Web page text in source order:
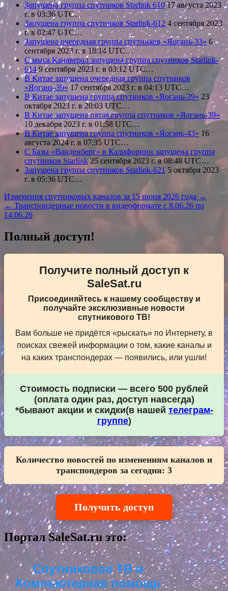
Запущена группа спутников Starlink 61017 августа 2023
г. в 03:36 UTC…
Запущена группа спутников Starlink-612 4 сентября 2023
г. в 02:47 UTC…
Запущена очередная группа спутников «Яогань-33» 6
сентября 2023 г. в 18:14 UTC…
С мыса Канаверал запущена группа спутников Starlink-
6149 сентября 2023 г. в 03:12 UTC…
В Китае запущена очередная группа спутников
«Яогань-39»17 сентября 2023 г. в 04:13 UTC…
В Китае запущена группа спутников «Яогань-39» 23
октября 2023 г. в 20:03 UTC…
В Китае запущена пятая группа спутников «Яогань-39»
10 декабря 2023 г. в 01:58 UTC…
В Китае запущена группа спутников «Яогань-43» 16
августа 2024 г. в 07:35 UTC…
С Базы «Ванденберг» в Калифорнии запущена группа
спутников Starlink25 сентября 2023 г. в 08:48 UTC…
Запущена группа спутников Starlink-621 5 октября 2023
г. в 05:36 UTC…
Навигация
по
Изменения спутниковых каналов за 15 июня 2026 года →
← Транспондерные новости в видеоформате с 8.06.26 по
14.06.26
Полный доступ!
Получите полный доступ к
SaleSat.ru
Присоединяйтесь к нашему сообществу и
получайте эксклюзивные новости
спутникового ТВ!
Вам больше не придётся «рыскать» по Интернету, в
поисках свежей информации о том, какие каналы и
на каких транспондерах — появились, или ушли!
Стоимость подписки — всего 500 рублей
(оплата один раз, доступ навсегда)
*бывают акции и скидки(в нашей телеграм-
группе)
Количество новостей по изменениям каналов и
транспондеров за сегодня: 3
Получить доступ
Портал SaleSat.ru это:
Спутниковое ТВ и
Компьютерная помощь